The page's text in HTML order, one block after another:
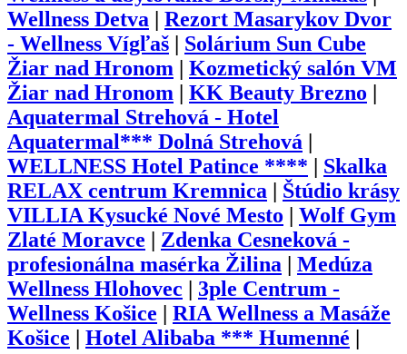
Wellness Detva
Rezort Masarykov Dvor
- Wellness Vígľaš
Solárium Sun Cube
Žiar nad Hronom
Kozmetický salón VM
Žiar nad Hronom
KK Beauty Brezno
Aquatermal Strehová - Hotel
Aquatermal*** Dolná Strehová
WELLNESS Hotel Patince ****
Skalka
RELAX centrum Kremnica
Štúdio krásy
VILLIA Kysucké Nové Mesto
Wolf Gym
Zlaté Moravce
Zdenka Cesneková -
profesionálna masérka Žilina
Medúza
Wellness Hlohovec
3ple Centrum -
Wellness Košice
RIA Wellness a Masáže
Košice
Hotel Alibaba *** Humenné